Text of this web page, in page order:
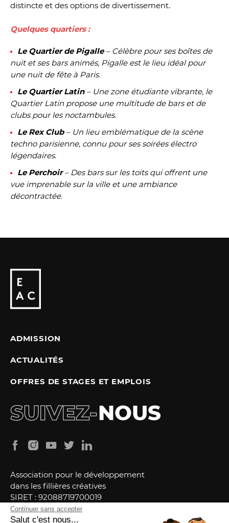
distincte et des options de divertissement.
Quelques quartiers :
Le Quartier de Pigalle– Célèbre pour ses boîtes de
nuit et ses bars animés, Pigalle est le lieu idéal pour
une nuit de fête à Paris.
Le Quartier Latin– Une zone étudiante vibrante, le
Quartier Latin propose une multitude de bars et de
clubs pour les noctambules.
Le Rex Club– Un lieu emblématique de la scène
techno parisienne, connu pour ses soirées électro
légendaires.
Le Perchoir– Des bars sur les toits qui offrent une
vue imprenable sur la ville et une ambiance
décontractée.
ADMISSION
ACTUALITÉS
OFFRES DE STAGES ET EMPLOIS
SUIVEZ-NOUS
Association pour le développement
dans les fillières créatives
SIRET : 92088719700019
Identification Association : W751255966
NDA : 11757315775
Continuer sans accepter
Salut c'est nous...